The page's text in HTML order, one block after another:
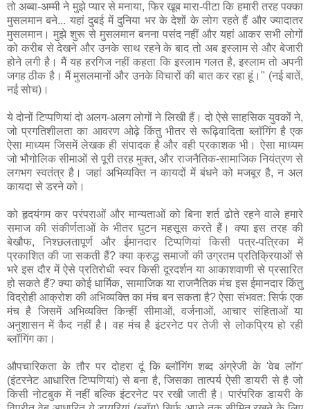
तो अब्बा-अम्मी ने मुझे प्यार से मनाया, फिर खूब मारा-पीटा कि हमारी तरह पक्का
मुसलमान बने... यहां दुबई में दुनिया भर के देशों के लोग रहते हैं और ज्यादातर
मुसलमान। मुझे शुरू से मुसलमान बनना पसंद नहीं और यहां आकर सभी लोगों
को करीब से देखने और उनके साथ रहने के बाद तो अब इस्लाम से और बेजारी
होने लगी है। मैं यह हरगिज नहीं कहता कि इस्लाम गलत है, इस्लाम तो अपनी
जगह ठीक है। मैं मुसलमानों और उनके विचारों की बात कर रहा हूं।" (नई बातें,
नई सोच)।
ये दोनों टिप्पणियां दो अलग-अलग लोगों ने लिखी हैं। दो ऐसे साहसिक युवकों ने,
जो प्रगतिशीलता का आवरण ओढ़े किंतु भीतर से रूढ़िवादिता ब्लॉगिंग है एक
ऐसा माध्यम जिसमें लेखक ही संपादक है और वही प्रकाशक भी। ऐसा माध्यम
जो भौगोलिक सीमाओं से पूरी तरह मुक्त, और राजनैतिक-सामाजिक नियंत्रण से
लगभग स्वतंत्र है। जहां अभिव्यक्ति न कायदों में बंधने को मजबूर है, न अल
कायदा से डरने को।
को हृदयंगम कर परंपराओं और मान्यताओं को बिना शर्त ढोते रहने वाले हमारे
समाज की संकीर्णताओं के भीतर घुटन महसूस करते हैं। क्या इस तरह की
बेखौफ, निश्छलतापूर्ण और ईमानदार टिप्पणियां किसी पत्र-पत्रिका में
प्रकाशित की जा सकती हैं? क्या क्रुद्ध समाजों की उग्रतम प्रतिक्रियाओं से
भरे इस दौर में ऐसे प्रतिरोधी स्वर किसी दूरदर्शन या आकाशवाणी से प्रसारित
हो सकते हैं? क्या कोई धार्मिक, सामाजिक या राजनैतिक मंच इस ईमानदार किंतु
विद्रोही आक्रोश की अभिव्यक्ति का मंच बन सकता है? ऐसा संभवत: सिर्फ एक
मंच है जिसमें अभिव्यक्ति किन्हीं सीमाओं, वर्जनाओं, आचार संहिताओं या
अनुशासन में कैद नहीं है। वह मंच है इंटरनेट पर तेजी से लोकप्रिय हो रही
ब्लॉगिंग का।
औपचारिकता के तौर पर दोहरा दूं कि ब्लॉगिंग शब्द अंग्रेजी के 'वेब लॉग'
(इंटरनेट आधारित टिप्पणियां) से बना है, जिसका तात्पर्य ऐसी डायरी से है जो
किसी नोटबुक में नहीं बल्कि इंटरनेट पर रखी जाती है। पारंपरिक डायरी के